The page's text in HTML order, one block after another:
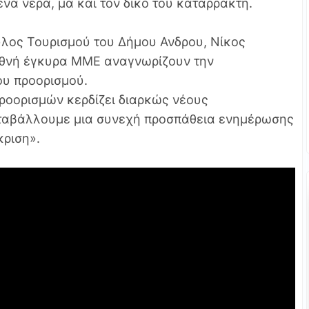
νερά, μα και τον δικό του καταρράκτη.
Τουρισμού του Δήμου Ανδρου, Νίκος
έγκυρα ΜΜΕ αναγνωρίζουν την
προορισμού.
κερδίζει διαρκώς νέους
μια συνεχή προσπάθεια ενημέρωσης